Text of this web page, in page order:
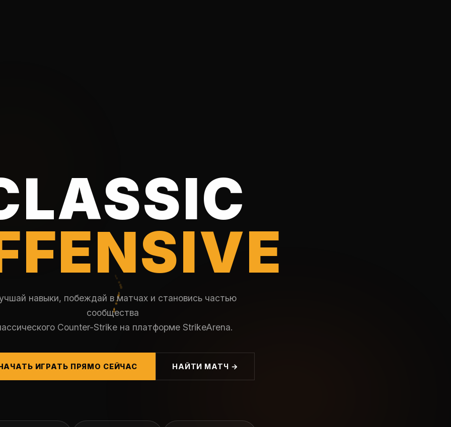
навыки, побеждай в матчах и становись частью
сообщества
Counter-Strike на платформе StrikeArena.
ИГРАТЬ ПРЯМО СЕЙЧАС НАЙТИ МАТЧ →